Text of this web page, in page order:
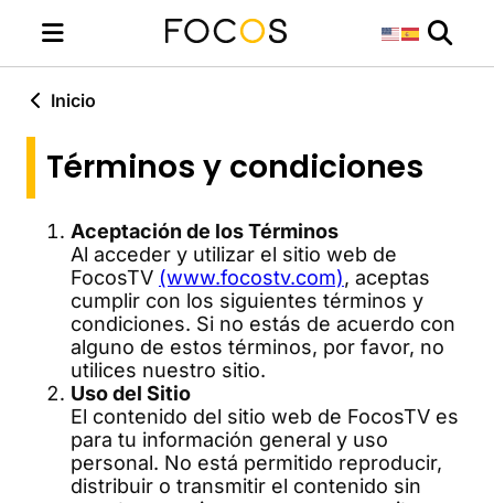
Inicio
Términos y condiciones
Aceptación de los Términos
Al acceder y utilizar el sitio web de
FocosTV (www.focostv.com), aceptas
cumplir con los siguientes términos y
condiciones. Si no estás de acuerdo con
alguno de estos términos, por favor, no
utilices nuestro sitio.
Uso del Sitio
El contenido del sitio web de FocosTV es
para tu información general y uso
personal. No está permitido reproducir,
distribuir o transmitir el contenido sin